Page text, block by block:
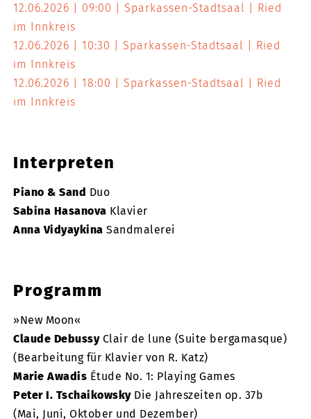
12.06.2026
09:00 Sparkassen-Stadtsaal
Ried
im Innkreis
12.06.2026
10:30 Sparkassen-Stadtsaal
Ried
im Innkreis
12.06.2026
18:00 Sparkassen-Stadtsaal
Ried
im Innkreis
Interpreten
Piano & Sand Duo
Sabina Hasanova Klavier
Anna Vidyaykina Sandmalerei
Programm
»New Moon«
Claude DebussyClair de lune (Suite bergamasque)
(Bearbeitung für Klavier von R. Katz)
Marie Awadis Étude No. 1: Playing Games
Peter I. TschaikowskyDie Jahreszeiten op. 37b
(Mai, Juni, Oktober und Dezember)